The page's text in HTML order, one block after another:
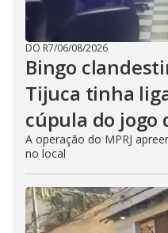
DO R7/06/08/2026
Bingo
Tijuca tinha
cúpula do jogo
A operação do MPRJ
no local